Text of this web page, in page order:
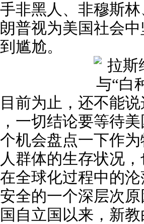
非黑人、非穆斯
普视为美国社会
尴尬。
前为止，还不能
一切结论要等待
机会盘点一下作
群体的生存状况
全球化过程中的
全的一个深层次
自立国以来，新